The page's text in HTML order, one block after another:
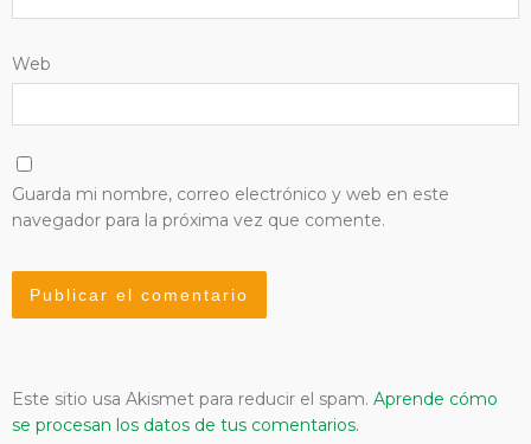
Web
Guarda mi nombre, correo electrónico y web en este
navegador para la próxima vez que comente.
Este sitio usa Akismet para reducir el spam. Aprende cómo
se procesan los datos de tus comentarios.